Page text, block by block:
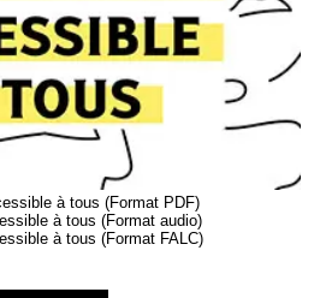
à tous (Format PDF)
à tous (Format audio)
à tous (Format FALC)